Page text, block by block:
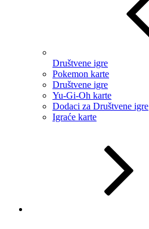
Društvene igre
Pokemon karte
Društvene igre
Yu-Gi-Oh karte
Dodaci za Društvene igre
Igraće karte